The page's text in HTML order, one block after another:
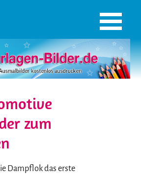
zum
Dampflok das erste